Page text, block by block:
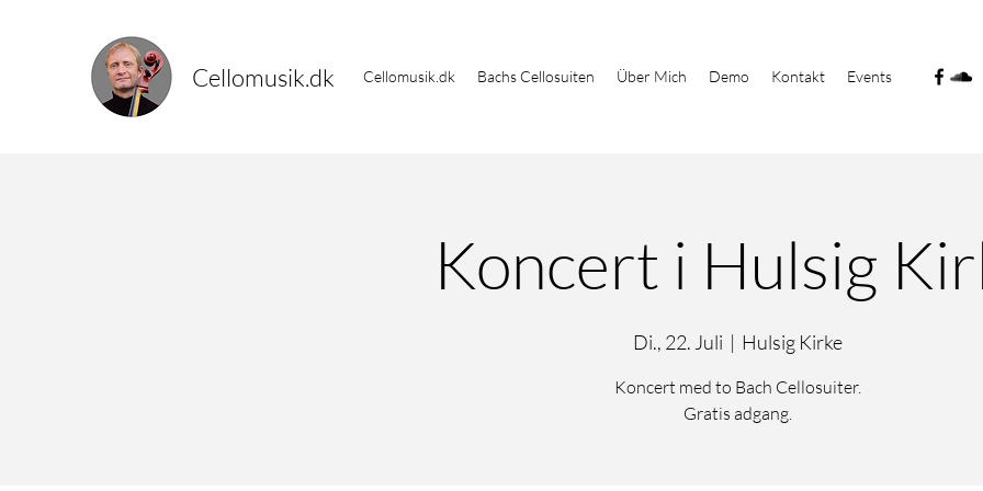
Cellomusik.dk Cellomusik.dk Bachs Cellosuiten Über Mich Demo Kontakt Events
Koncert i Hulsig
Di., 22. Juli
  |
Hulsig Kirke
Koncert med to Bach Cellosuiter.
Gratis adgang.